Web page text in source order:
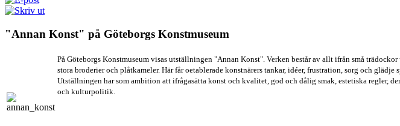
"Annan Konst" på Göteborgs Konstmuseum
På Göteborgs Konstmuseum visas utställningen "Annan Konst". Verken består av allt ifrån små
stora broderier och plåtkameler. Här får oetablerade konstnärers tankar, idéer, frustration, sorg och glädje
Utställningen har som ambition att ifrågasätta konst och kvalitet, god och dålig smak, estetiska regler,
och kulturpolitik.